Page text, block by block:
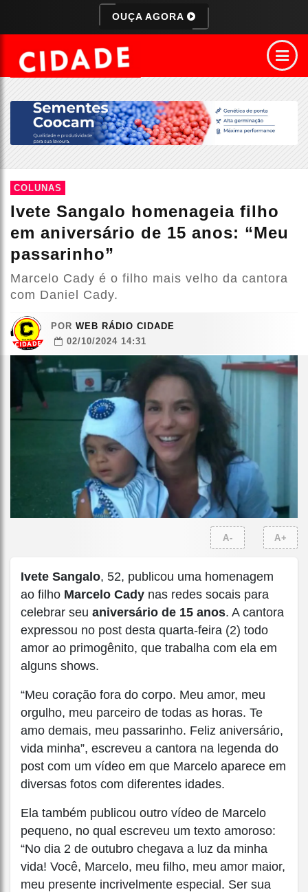
OUÇA AGORA
COLUNAS
Ivete Sangalo homenageia filho
em aniversário de 15 anos: “Meu
passarinho”
Marcelo Cady é o filho mais velho da cantora
com Daniel Cady.
POR WEB RÁDIO CIDADE
02/10/2024 14:31
A- A+
Ivete Sangalo, 52, publicou uma homenagem
ao filho Marcelo Cady nas redes socais para
celebrar seu aniversário de 15 anos. A cantora
expressou no post desta quarta-feira (2) todo
amor ao primogênito, que trabalha com ela em
alguns shows.
“Meu coração fora do corpo. Meu amor, meu
orgulho, meu parceiro de todas as horas. Te
amo demais, meu passarinho. Feliz aniversário,
vida minha”, escreveu a cantora na legenda do
post com um vídeo em que Marcelo aparece em
diversas fotos com diferentes idades.
Ela também publicou outro vídeo de Marcelo
pequeno, no qual escreveu um texto amoroso:
“No dia 2 de outubro chegava a luz da minha
vida! Você, Marcelo, meu filho, meu amor maior,
meu presente incrivelmente especial. Ser sua